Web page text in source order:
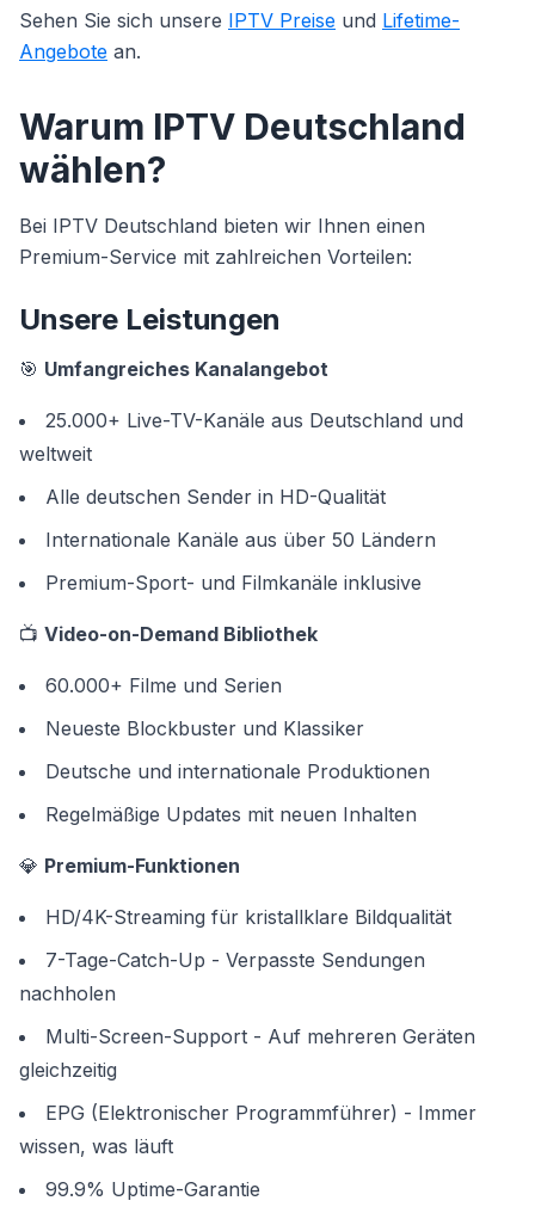
Sehen Sie sich unsere IPTV Preise und Lifetime-
Angebote an.
Warum IPTV Deutschland
wählen?
Bei IPTV Deutschland bieten wir Ihnen einen
Premium-Service mit zahlreichen Vorteilen:
Unsere Leistungen
🎯 Umfangreiches Kanalangebot
25.000+ Live-TV-Kanäle aus Deutschland und
weltweit
Alle deutschen Sender in HD-Qualität
Internationale Kanäle aus über 50 Ländern
Premium-Sport- und Filmkanäle inklusive
📺 Video-on-Demand Bibliothek
60.000+ Filme und Serien
Neueste Blockbuster und Klassiker
Deutsche und internationale Produktionen
Regelmäßige Updates mit neuen Inhalten
💎 Premium-Funktionen
HD/4K-Streaming für kristallklare Bildqualität
7-Tage-Catch-Up - Verpasste Sendungen
nachholen
Multi-Screen-Support - Auf mehreren Geräten
gleichzeitig
EPG (Elektronischer Programmführer) - Immer
wissen, was läuft
99.9% Uptime-Garantie